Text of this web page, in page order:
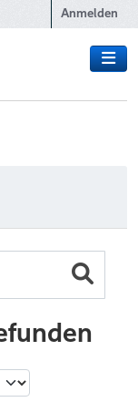
Anmelden